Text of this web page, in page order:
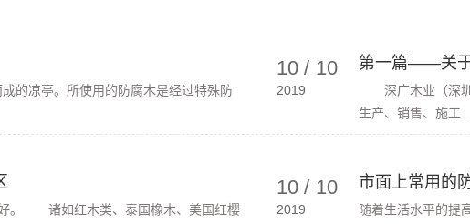
的凉亭。所使用的防腐木是经过特殊防
10 / 10
2019
第一篇——关
深广木业（深圳
生产、销售、施工...
好。 诸如红木类、泰国橡木、美国红樱
10 / 10
2019
市面上常用的
随着生活水平的提